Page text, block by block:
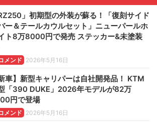
RZ250」初期型の外装が蘇る！「復刻サイド
ー＆テールカウルセット」ニューパールホ
ト8万8000円で発売 ステッカー&未塗装
メンド 2026年5月16日
新車】新型キャリパーは自社開発品！ KTM
「390 DUKE」2026年モデルが82万
円で登場
メンド 2026年5月16日